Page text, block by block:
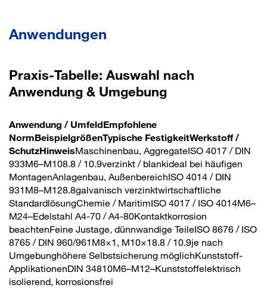
Anwendungen
Praxis-Tabelle: Auswahl nach
Anwendung & Umgebung
Anwendung / UmfeldEmpfohlene
NormBeispielgrößenTypische FestigkeitWerkstoff /
SchutzHinweisMaschinenbau, AggregateISO 4017 / DIN
933M6–M108.8 / 10.9verzinkt / blankideal bei häufigen
MontagenAnlagenbau, AußenbereichISO 4014 / DIN
931M8–M128.8galvanisch verzinktwirtschaftliche
StandardlösungChemie / MaritimISO 4017 / ISO 4014M6–
M24–Edelstahl A4-70 / A4-80Kontaktkorrosion
beachtenFeine Justage, dünnwandige TeileISO 8676 / ISO
8765 / DIN 960/961M8×1, M10×18.8 / 10.9je nach
Umgebunghöhere Selbstsicherung möglichKunststoff-
ApplikationenDIN 34810M6–M12–Kunststoffelektrisch
isolierend, korrosionsfrei